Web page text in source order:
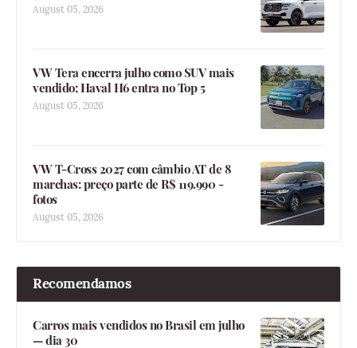
August 05, 2026
VW Tera encerra julho como SUV mais
vendido; Haval H6 entra no Top 5
August 05, 2026
VW T-Cross 2027 com câmbio AT de 8
marchas: preço parte de R$ 119.990 -
fotos
August 05, 2026
Recomendamos
Carros mais vendidos no Brasil em julho
— dia 30